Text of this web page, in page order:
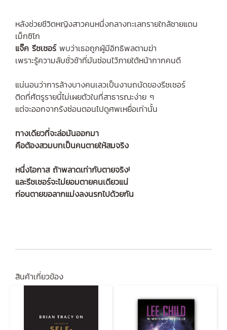
หลังช่วยชีวิตหญิงสาวคนหนึ่งกลางทะเลทรายใกล้ชายแดน
เม็กซิโก
แจ๊ค รีชเชอร์พบว่าเธอถูกผู้มีอิทธิพลตามฆ่า
เพราะรู้ความลับชั่วช้าที่มันซ่อนไว้ภายใต้หน้ากากคนดี
แน่นอนว่าการล้างบางคนเลวเป็นงานถนัดของรีชเชอร์
ติดที่ศัตรูรายนี้ไม่เผยตัวในที่สาธารณะง่าย ๆ
แต่จะออกจากรังซ่อนตอนไปดูศพเหยื่อเท่านั้น
ทางเดียวที่จะล่อมันออกมา
คือต้องสวมบทเป็นคนตายให้สมจริง
หนึ่งโอกาส ถ้าพลาดเท่ากับตายจริง!
และรีชเชอร์จะไม่ยอมตายคนเดียวแน่
ก่อนตายขอลากแม่งลงนรกไปด้วยกัน
สินค้าเกี่ยวข้อง